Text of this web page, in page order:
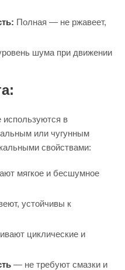
Полная — не ржавеет,
шума при движении
в
или чугунным
свойствами:
мягкое и бесшумное
устойчивы к
циклические и
— не требуют смазки и